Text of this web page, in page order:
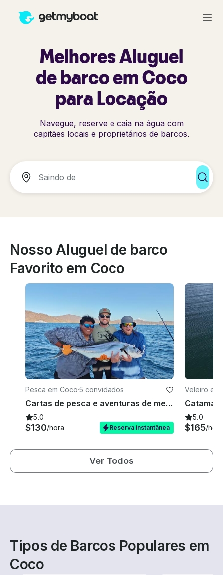
Melhores Aluguel
de barco em Coco
para Locação
Navegue, reserve e caia na água com
capitães locais e proprietários de barcos.
Nosso Aluguel de barco
Favorito em Coco
Pesca em Coco·5 convidados
Cartas de pesca e aventuras de mergulho com snorkel | Golfo de Papagayo
5.0
$130/hora Reserva instantânea
Veleiro em
5.0
$165/hora
Ver Todos
Tipos de Barcos Populares em
Coco